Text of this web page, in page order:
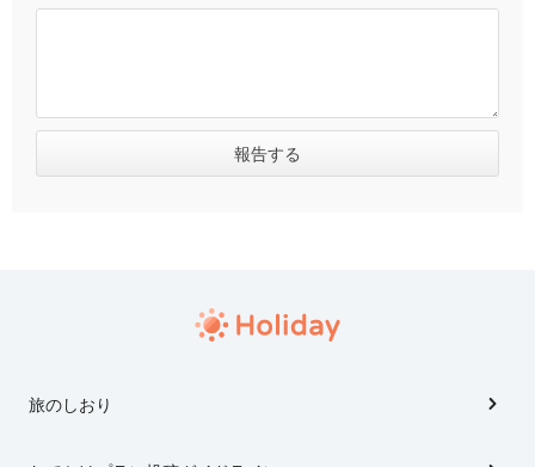
旅のしおり